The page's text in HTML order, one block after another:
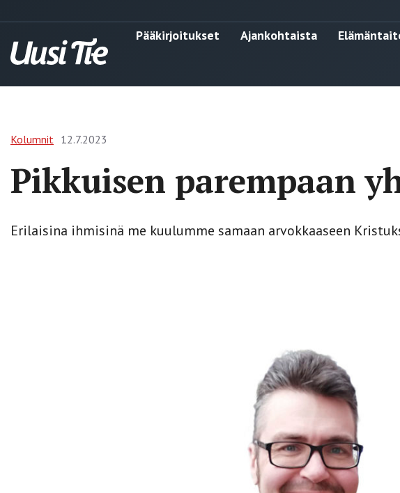
Pääkirjoitukset Ajankohtaista
Kolumnit 12.7.2023
Pikkuisen parempaan
Erilaisina ihmisinä me kuulumme samaan arvokkaaseen